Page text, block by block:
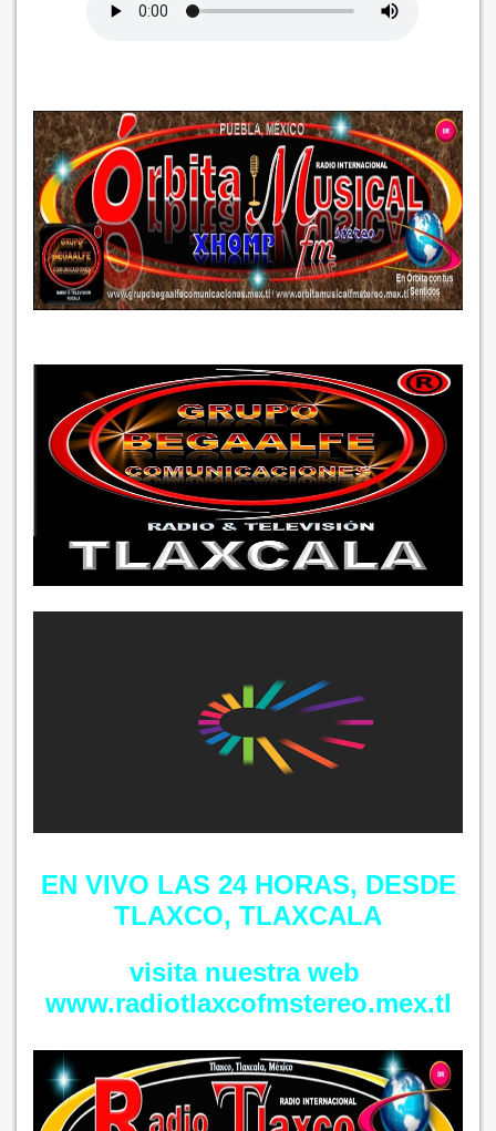
EN VIVO LAS 24 HORAS, DESDE
TLAXCO, TLAXCALA
visita nuestra web
​​www.radiotlaxcofmstereo.mex.tl